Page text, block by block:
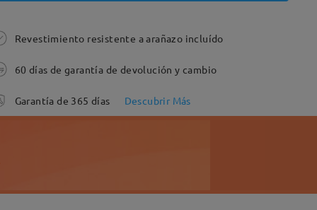
Revestimiento resistente a arañazo incluído
60 días de garantía de devolución y cambio
Garantía de 365 días Descubrir Más